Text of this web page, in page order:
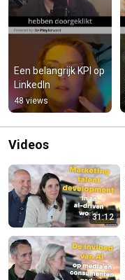
Een belangrijk KPI op
LinkedIn
48 views
Videos
31:12